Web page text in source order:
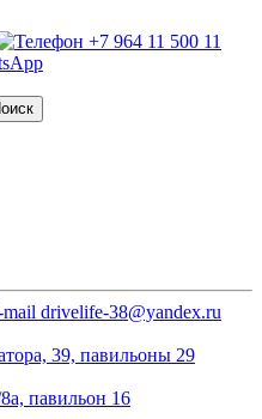
+7 964 11 500 11
drivelife-38@yandex.ru
39, павильоны 29
павильон 16